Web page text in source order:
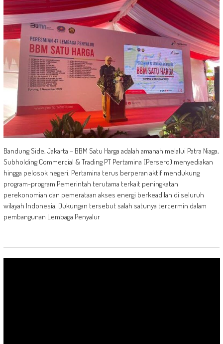
Bandung Side, Jakarta – BBM Satu Harga adalah amanah melalui Patra Niaga,
Subholding Commercial & Trading PT Pertamina (Persero) menyediakan
hingga pelosok negeri. Pertamina terus berperan aktif mendukung
program-program Pemerintah terutama terkait peningkatan
perekonomian dan pemerataan akses energi berkeadilan di seluruh
wilayah Indonesia. Dukungan tersebut salah satunya tercermin dalam
pembangunan Lembaga Penyalur